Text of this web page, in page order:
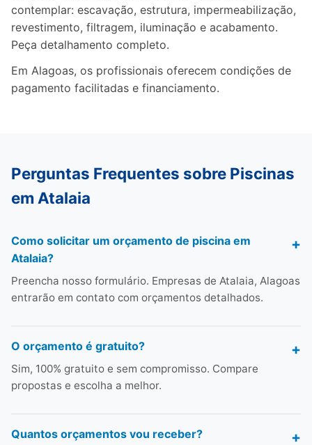
contemplar: escavação, estrutura, impermeabilização,
revestimento, filtragem, iluminação e acabamento.
Peça detalhamento completo.
Em Alagoas, os profissionais oferecem condições de
pagamento facilitadas e financiamento.
Perguntas Frequentes sobre Piscinas
em Atalaia
Como solicitar um orçamento de piscina em
Atalaia?
Preencha nosso formulário. Empresas de Atalaia, Alagoas
entrarão em contato com orçamentos detalhados.
O orçamento é gratuito?
Sim, 100% gratuito e sem compromisso. Compare
propostas e escolha a melhor.
Quantos orçamentos vou receber?